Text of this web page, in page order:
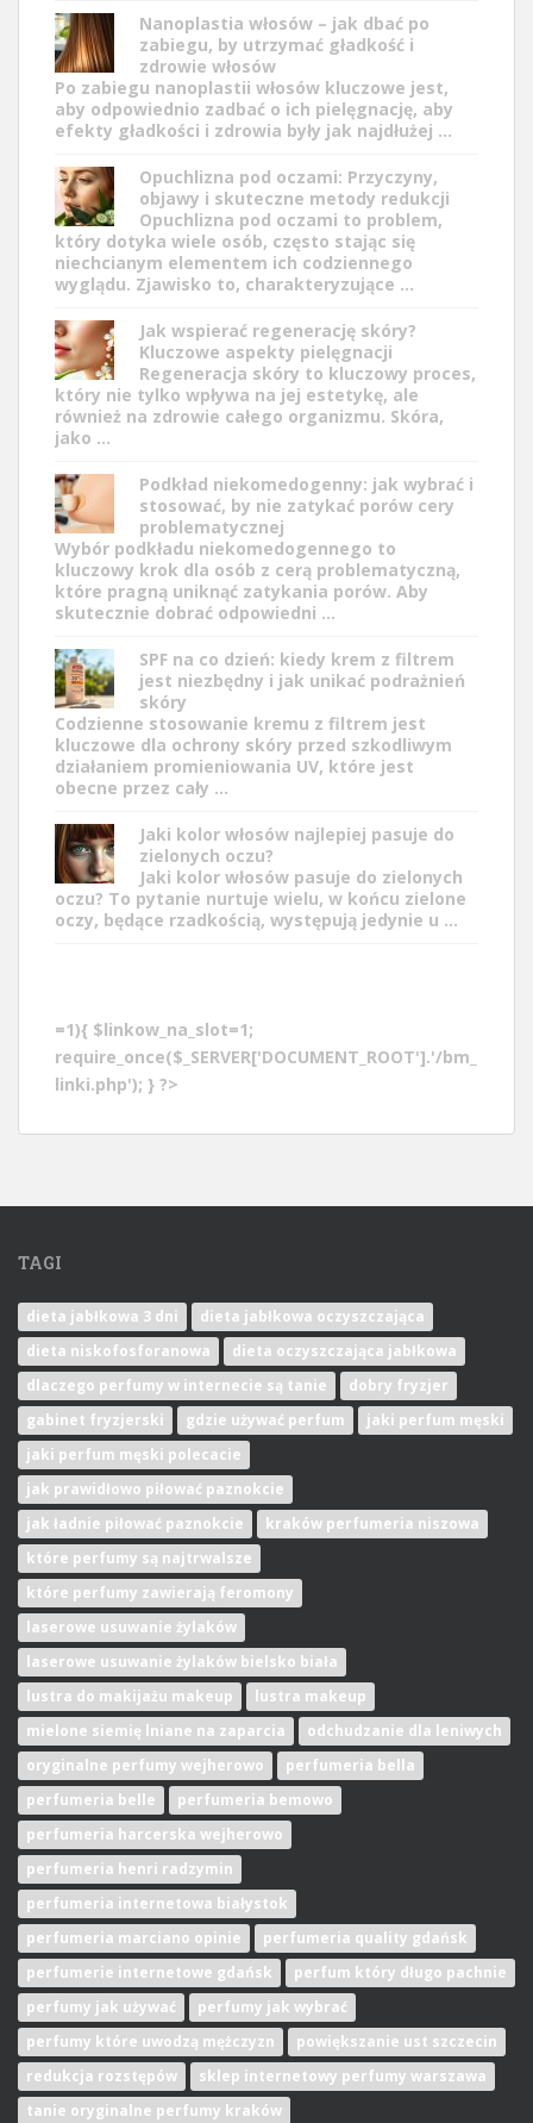
Nanoplastia włosów – jak dbać po
zabiegu, by utrzymać gładkość i
zdrowie włosów
Po zabiegu nanoplastii włosów kluczowe jest,
aby odpowiednio zadbać o ich pielęgnację, aby
efekty gładkości i zdrowia były jak najdłużej …
Opuchlizna pod oczami: Przyczyny,
objawy i skuteczne metody redukcji
Opuchlizna pod oczami to problem,
który dotyka wiele osób, często stając się
niechcianym elementem ich codziennego
wyglądu. Zjawisko to, charakteryzujące …
Jak wspierać regenerację skóry?
Kluczowe aspekty pielęgnacji
Regeneracja skóry to kluczowy proces,
który nie tylko wpływa na jej estetykę, ale
również na zdrowie całego organizmu. Skóra,
jako …
Podkład niekomedogenny: jak wybrać i
stosować, by nie zatykać porów cery
problematycznej
Wybór podkładu niekomedogennego to
kluczowy krok dla osób z cerą problematyczną,
które pragną uniknąć zatykania porów. Aby
skutecznie dobrać odpowiedni …
SPF na co dzień: kiedy krem z filtrem
jest niezbędny i jak unikać podrażnień
skóry
Codzienne stosowanie kremu z filtrem jest
kluczowe dla ochrony skóry przed szkodliwym
działaniem promieniowania UV, które jest
obecne przez cały …
Jaki kolor włosów najlepiej pasuje do
zielonych oczu?
Jaki kolor włosów pasuje do zielonych
oczu? To pytanie nurtuje wielu, w końcu zielone
oczy, będące rzadkością, występują jedynie u …
=1){ $linkow_na_slot=1;
require_once($_SERVER['DOCUMENT_ROOT'].'/bm_
linki.php'); } ?>
TAGI
dieta jabłkowa 3 dni
dieta jabłkowa oczyszczająca
dieta niskofosforanowa
dieta oczyszczająca jabłkowa
dlaczego perfumy w internecie są tanie
dobry fryzjer
gabinet fryzjerski
gdzie używać perfum
jaki perfum męski
jaki perfum męski polecacie
jak prawidłowo piłować paznokcie
jak ładnie piłować paznokcie
kraków perfumeria niszowa
które perfumy są najtrwalsze
które perfumy zawierają feromony
laserowe usuwanie żylaków
laserowe usuwanie żylaków bielsko biała
lustra do makijażu makeup
lustra makeup
mielone siemię lniane na zaparcia
odchudzanie dla leniwych
oryginalne perfumy wejherowo
perfumeria bella
perfumeria belle
perfumeria bemowo
perfumeria harcerska wejherowo
perfumeria henri radzymin
perfumeria internetowa białystok
perfumeria marciano opinie
perfumeria quality gdańsk
perfumerie internetowe gdańsk
perfum który długo pachnie
perfumy jak używać
perfumy jak wybrać
perfumy które uwodzą mężczyzn
powiększanie ust szczecin
redukcja rozstępów
sklep internetowy perfumy warszawa
tanie oryginalne perfumy kraków